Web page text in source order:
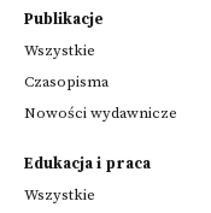
Publikacje
Wszystkie
Czasopisma
Nowości wydawnicze
Edukacja i praca
Wszystkie